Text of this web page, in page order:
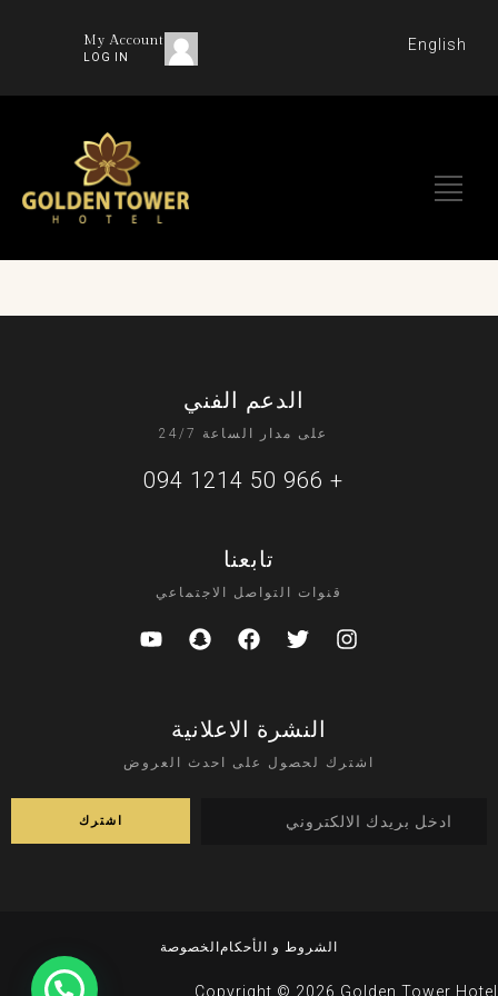
English
My Account
LOG IN
الدعم الفني
على مدار الساعة 24/7
+ 966 50 1214 094
تابعنا
قنوات التواصل الاجتماعي
النشرة الاعلانية
اشترك لحصول على احدث العروض
الشروط و الأحكام الخصوصة